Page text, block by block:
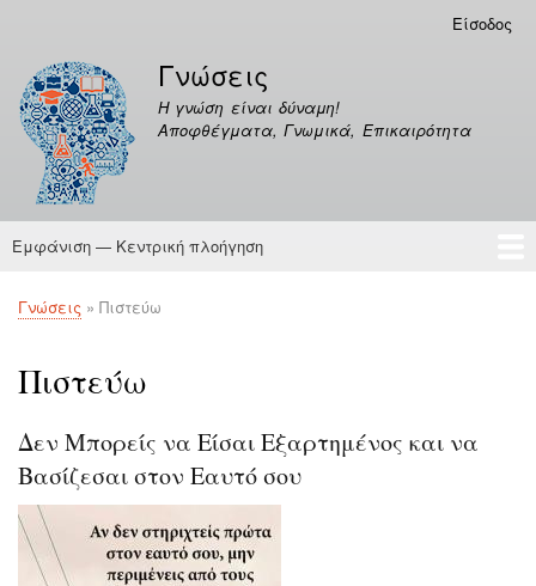
περιεχόμενο
λογαριασμού
χρήστη
Είσοδος
Γνώσεις
Η γνώση είναι δύναμη!
Αποφθέγματα, Γνωμικά, Επικαιρότητα
Κεντρική
Εμφάνιση — Κεντρική πλοήγηση
Γνώσεις
Αποφθέγματα
Breadcrumb
Γνώσεις Πιστεύω
Πιστεύω
Δεν Μπορείς να Είσαι Εξαρτημένος και να
Βασίζεσαι στον Εαυτό σου